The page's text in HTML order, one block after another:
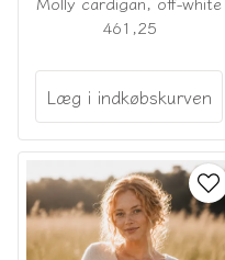
461,25
Læg i indkøbskurven